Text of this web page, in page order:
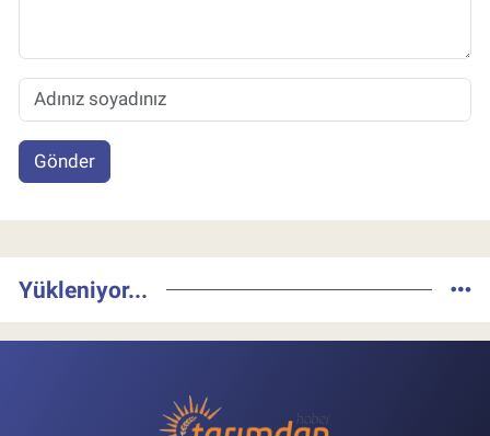
Gönder
Yükleniyor...